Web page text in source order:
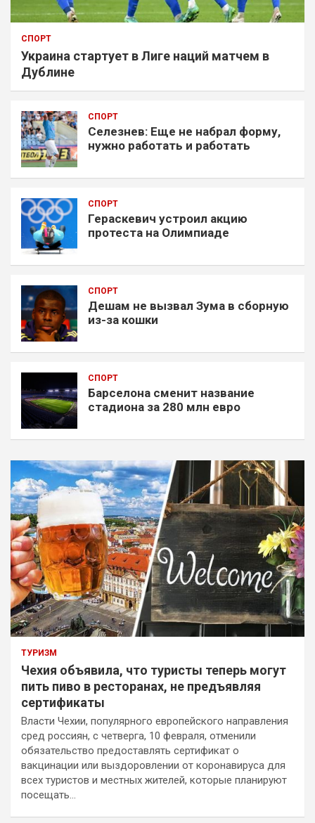
СПОРТ
Украина стартует в Лиге наций матчем в
Дублине
СПОРТ
Селезнев: Еще не набрал форму,
нужно работать и работать
СПОРТ
Гераскевич устроил акцию
протеста на Олимпиаде
СПОРТ
Дешам не вызвал Зума в сборную
из-за кошки
СПОРТ
Барселона сменит название
стадиона за 280 млн евро
ТУРИЗМ
Чехия объявила, что туристы теперь могут
пить пиво в ресторанах, не предъявляя
сертификаты
Власти Чехии, популярного европейского направления
сред россиян, с четверга, 10 февраля, отменили
обязательство предоставлять сертификат о
вакцинации или выздоровлении от коронавируса для
всех туристов и местных жителей, которые планируют
посещать…